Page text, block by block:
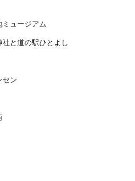
ミュージアム
社と道の駅ひとよし
セン